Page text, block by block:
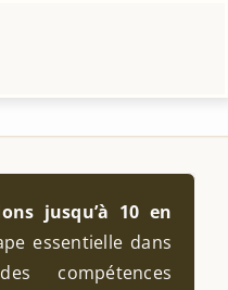
jusqu’à 10 en
essentielle dans
compétences